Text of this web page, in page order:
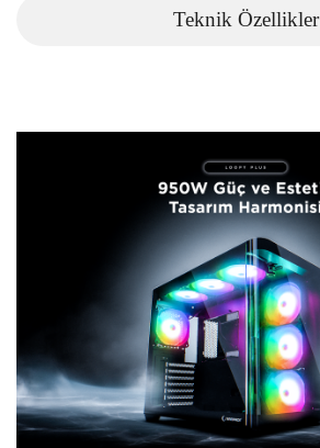
Teknik Özellikler